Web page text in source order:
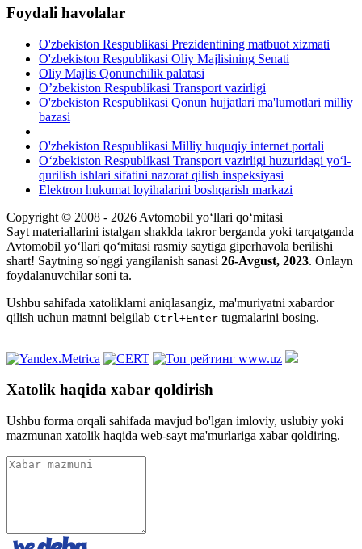
Foydali havolalar
O'zbekiston Respublikasi Prezidentining matbuot xizmati
O'zbekiston Respublikasi Oliy Majlisining Senati
Oliy Majlis Qonunchilik palatasi
O’zbekiston Respublikasi Transport vazirligi
O'zbekiston Respublikasi Qonun hujjatlari ma'lumotlari milliy
bazasi
O'zbekiston Respublikasi Milliy huquqiy internet portali
O‘zbekiston Respublikasi Transport vazirligi huzuridagi yo‘l-
qurilish ishlari sifatini nazorat qilish inspeksiyasi
Elektron hukumat loyihalarini boshqarish markazi
Copyright © 2008 - 2026 Avtomobil yo‘llari qo‘mitasi
Sayt materiallarini istalgan shaklda takror berganda yoki tarqatganda
Avtomobil yo‘llari qo‘mitasi rasmiy saytiga giperhavola berilishi
shart! Saytning so'nggi yangilanish sanasi 26-Avgust, 2023. Onlayn
foydalanuvchilar soni ta.
Ushbu sahifada xatoliklarni aniqlasangiz, ma'muriyatni xabardor
qilish uchun matnni belgilab Ctrl+Enter tugmalarini bosing.
Xatolik haqida xabar qoldirish
Ushbu forma orqali sahifada mavjud bo'lgan imloviy, uslubiy yoki
mazmunan xatolik haqida web-sayt ma'murlariga xabar qoldiring.